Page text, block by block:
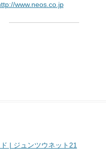
www.neos.co.jp
| ジュンツウネット21